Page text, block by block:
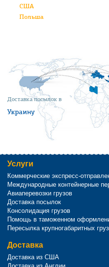
Доставка посылок в
Украину
США
Польша
Услуги
Коммерческие экспресс-
Международные контейнерные
Авиаперевозки грузов
Доставка посылок
Консолидация грузов
Помощь в таможенном
Пересылка крупногабаритных
Доставка
Доставка из США